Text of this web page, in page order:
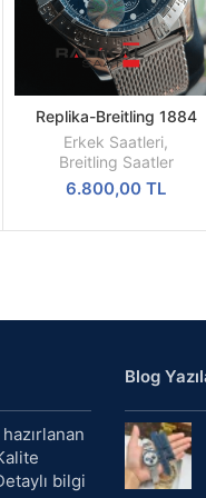
SEPETE
EKLE
Replika-Breitling 1884
Chronometre Hasır Kordon
Quartz Mekanizma
Erkek Saatleri,
Breitling Saatler
6.800,00TL
bilgi
Blog